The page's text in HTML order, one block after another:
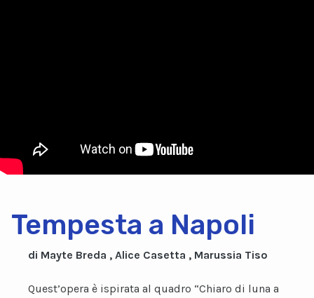
Tempesta a Napoli
di Mayte Breda , Alice Casetta , Marussia Tiso
Quest’opera è ispirata al quadro “Chiaro di luna a